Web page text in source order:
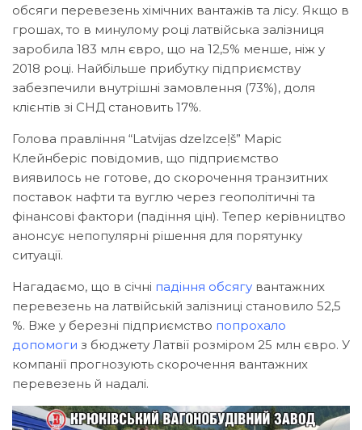
обсяги перевезень хімічних вантажів та лісу. Якщо в
грошах, то в минулому році латвійська залізниця
заробила 183 млн євро, що на 12,5% менше, ніж у
2018 році. Найбільше прибутку підприємству
забезпечили внутрішні замовлення (73%), доля
клієнтів зі СНД становить 17%.
Голова правління “Latvijas dzelzceļš” Маріс
Клейнберіс повідомив, що підприємство
виявилось не готове, до скорочення транзитних
поставок нафти та вуглю через геополітичні та
фінансові фактори (падіння цін). Тепер керівництво
анонсує непопулярні рішення для порятунку
ситуації.
Нагадаємо, що в січні падіння обсягу вантажних
перевезень на латвійській залізниці становило 52,5
%. Вже у березні підприємство попрохало
допомоги з бюджету Латвії розміром 25 млн євро. У
компанії прогнозують скорочення вантажних
перевезень й надалі.